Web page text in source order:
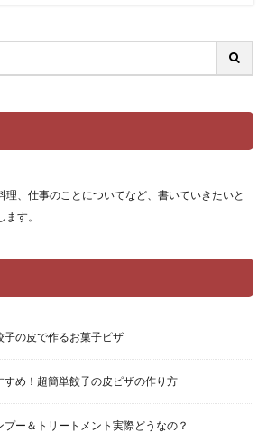
理、仕事のことについてなど、書いていきたいと
す。
の皮で作るお菓子ピザ
め！超簡単餃子の皮ピザの作り方
ー＆トリートメント実際どうなの？